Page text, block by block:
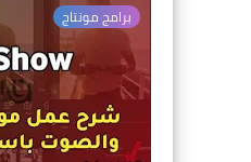
برامج مونتاج